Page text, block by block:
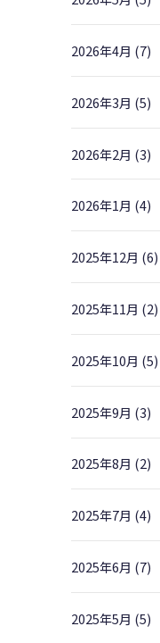
2026年4月 (7)
2026年3月 (5)
2026年2月 (3)
2026年1月 (4)
2025年12月 (6)
2025年11月 (2)
2025年10月 (5)
2025年9月 (3)
2025年8月 (2)
2025年7月 (4)
2025年6月 (7)
2025年5月 (5)